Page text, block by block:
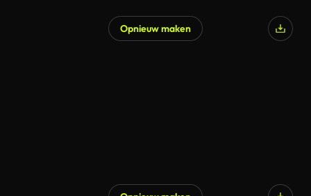
Opnieuw maken